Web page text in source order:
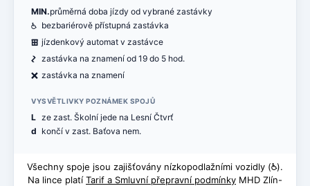
MIN.průměrná doba jízdy od vybrané zastávky
@ bezbariérově přístupná zastávka
æ jízdenkový automat v zastávce
ó zastávka na znamení od 19 do 5 hod.
ë zastávka na znamení
VYSVĚTLIVKY POZNÁMEK SPOJŮ
L ze zast. Školní jede na Lesní Čtvrť
d končí v zast. Baťova nem.
Všechny spoje jsou zajišťovány nízkopodlažními vozidly (@).
Na lince platí Tarif a Smluvní přepravní podmínky MHD Zlín-